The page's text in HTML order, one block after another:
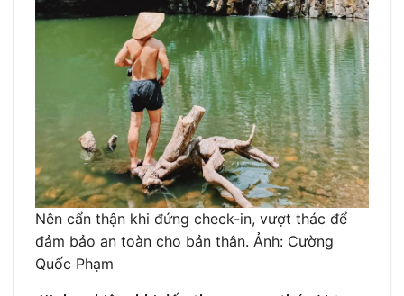
Nên cẩn thận khi đứng check-in, vượt thác để
đảm bảo an toàn cho bản thân. Ảnh: Cường
Quốc Phạm